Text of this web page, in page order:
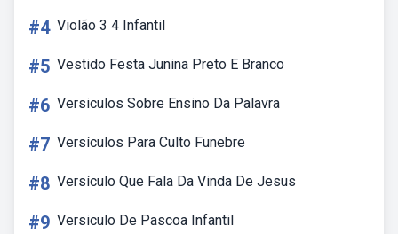
#4 Violão 3 4 Infantil
#5 Vestido Festa Junina Preto E Branco
#6 Versiculos Sobre Ensino Da Palavra
#7 Versículos Para Culto Funebre
#8 Versículo Que Fala Da Vinda De Jesus
#9 Versiculo De Pascoa Infantil